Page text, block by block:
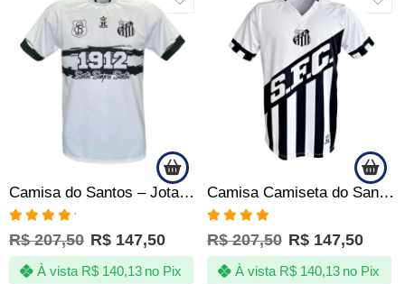
Camisa do Santos – Jotaz – Tubarão | Poseidon D’ Quebrada
Avaliação
5.00de 5
R$207,50 R$ 147,50
À vista R$140,13 no Pix
Camisa Camiseta do Santos – O Escudo Que Impõe Respeito – Oficial
Avaliação
4.80de 5
R$207,50 R$ 147,50
À vista R$140,13 no Pix